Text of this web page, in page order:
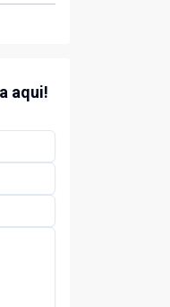
aqui!